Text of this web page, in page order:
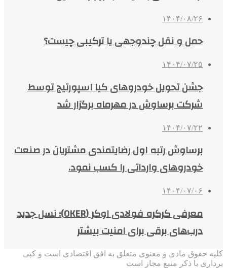
۱۴۰۴/۰۸/۲۶
حمل و نقل چندوجهی یا ترکیبی چیست؟
۱۴۰۴/۰۷/۲۵
جشن تحویل خودروهای کیا اسپورتیج توسط
شرکت برساوش در مهرماه برگزار شد
۱۴۰۴/۰۷/۲۲
برساوش رتبه اول رضایتمندی مشتریان در صنعت
خودروهای وارداتی را کسب نمود.
۱۴۰۴/۰۷/۰۶
معرفی کرکره فولادی اوکر (OKER)؛ نسل جدید
درب‌های برقی برای امنیت بیشتر
کلیه حقوق مادی و معنوی متعلق به افق اقتصادی است و کپی
برداری با ذکر منبع مجاز است